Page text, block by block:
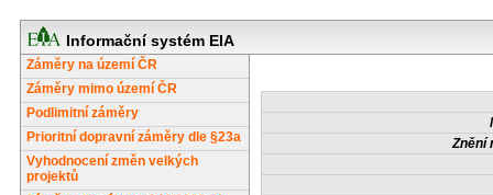
Informační systém EIA
Záměry na území ČR
Záměry mimo území ČR
Podlimitní záměry
Prioritní dopravní záměry dle §23a
Vyhodnocení změn velkých
projektů
Znění